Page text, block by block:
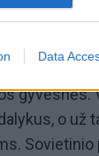
Data
gyvesnės.
o už
Sovietinio